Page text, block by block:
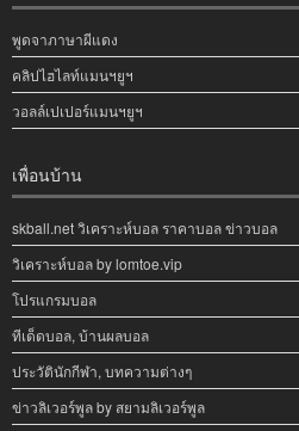
พูดจาภาษาผีแดง
คลิปไฮไลท์แมนฯยูฯ
วอลล์เปเปอร์แมนฯยูฯ
เพื่อนบ้าน
skball.net วิเคราะห์บอล ราคาบอล ข่าวบอล
วิเคราะห์บอล by lomtoe.vip
โปรแกรมบอล
ทีเด็ดบอล, บ้านผลบอล
ประวัตินักกีฬา, บทความต่างๆ
ข่าวลิเวอร์พูล by สยามลิเวอร์พูล